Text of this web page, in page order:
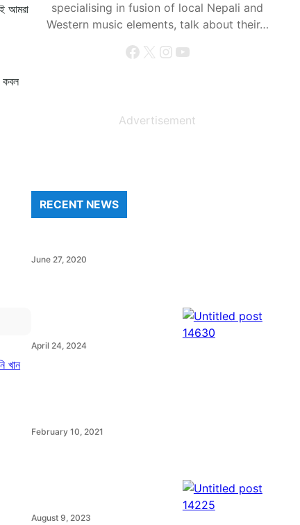
আমরা
কবল
খান
specialising in fusion of local Nepali and
Western music elements, talk about their…
Facebook X Instagram YouTube
Advertisement
RECENT NEWS
June 27, 2020
April 24, 2024
February 10, 2021
August 9, 2023